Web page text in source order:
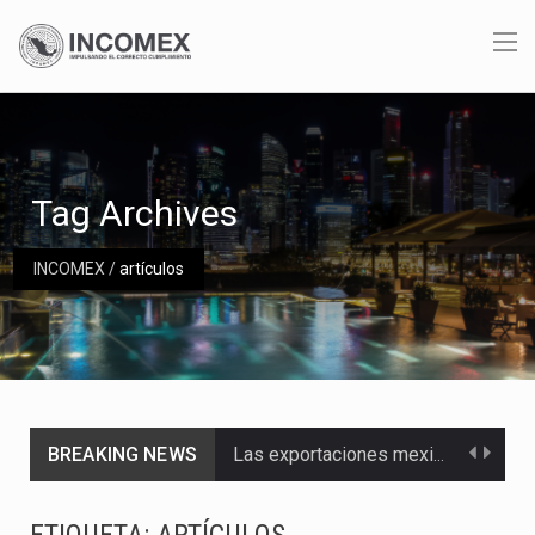
INCOMEX/artículos
Tag Archives
BREAKING NEWS Las exportaciones mexicanas de vehículos ligeros disminuyeron 9.67 % en julio a tasa anual, alcanzando…